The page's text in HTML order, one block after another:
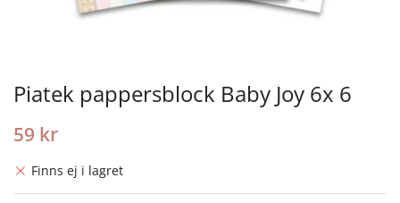
Piatek pappersblock Baby Joy 6x 6
59 kr
Finns ej i lagret